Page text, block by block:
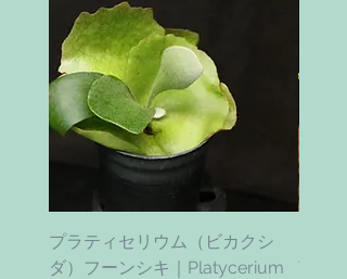
プラティセリウム（ビカクシ
ダ）フーンシキ｜Platycerium